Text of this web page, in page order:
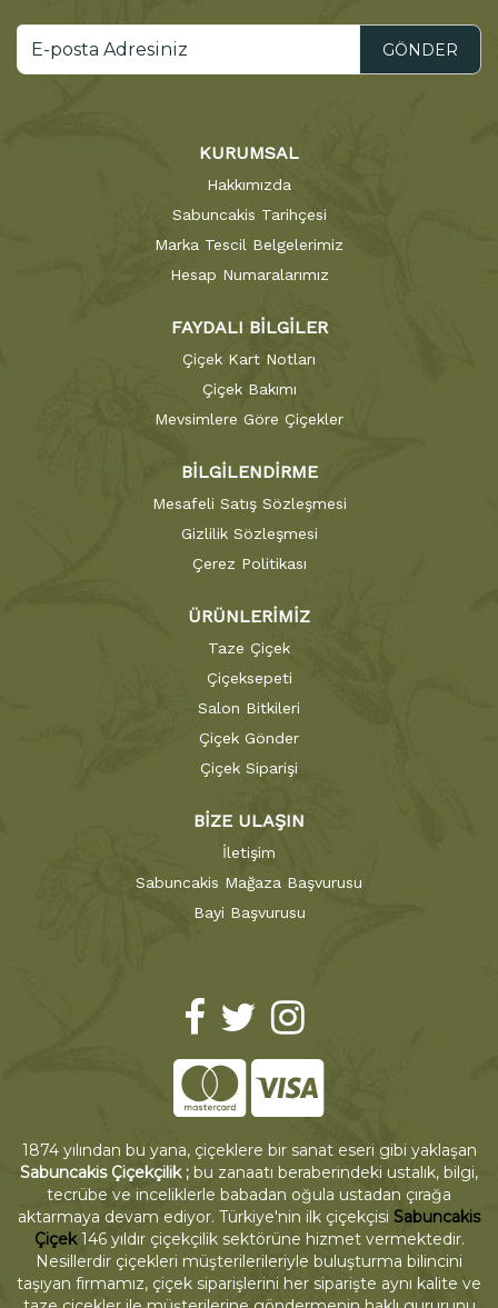
GÖNDER
KURUMSAL
Hakkımızda
Sabuncakis Tarihçesi
Marka Tescil Belgelerimiz
Hesap Numaralarımız
FAYDALI BİLGİLER
Çiçek Kart Notları
Çiçek Bakımı
Mevsimlere Göre Çiçekler
BİLGİLENDİRME
Mesafeli Satış Sözleşmesi
Gizlilik Sözleşmesi
Çerez Politikası
ÜRÜNLERİMİZ
Taze Çiçek
Çiçeksepeti
Salon Bitkileri
Çiçek Gönder
Çiçek Siparişi
BİZE ULAŞIN
İletişim
Sabuncakis Mağaza Başvurusu
Bayi Başvurusu
1874 yılından bu yana, çiçeklere bir sanat eseri gibi yaklaşan
Sabuncakis Çiçekçilik ; bu zanaatı beraberindeki ustalık, bilgi,
tecrübe ve inceliklerle babadan oğula ustadan çırağa
aktarmaya devam ediyor. Türkiye'nin ilk çiçekçisi Sabuncakis
Çiçek146 yıldır çiçekçilik sektörüne hizmet vermektedir.
Nesillerdir çiçekleri müşterilerileriyle buluşturma bilincini
taşıyan firmamız, çiçek siparişlerini her siparişte aynı kalite ve